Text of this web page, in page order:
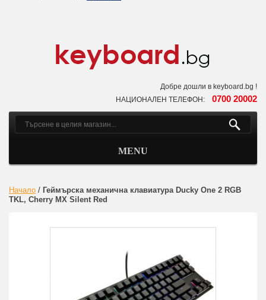
Добре дошли в keyboard.bg !
НАЦИОНАЛЕН ТЕЛЕФОН: 0700 20002
MENU
Начало / Геймърскa механична клавиатура Ducky One 2 RGB
TKL, Cherry MX Silent Red